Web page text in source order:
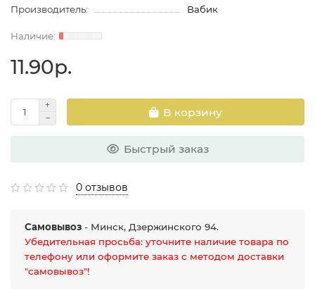
Производитель:
Вабик
11.90р.
В корзину
Быстрый заказ
0 отзывов
Самовывоз - Минск, Дзержинского 94.
Убедительная просьба: уточните наличие товара по
телефону или оформите заказ с методом доставки
"самовывоз"!